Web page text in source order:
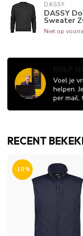
DASSY
DASSY
Sweater
Niet op
Voel je
helpen.
per mail,
RECENT
-10%